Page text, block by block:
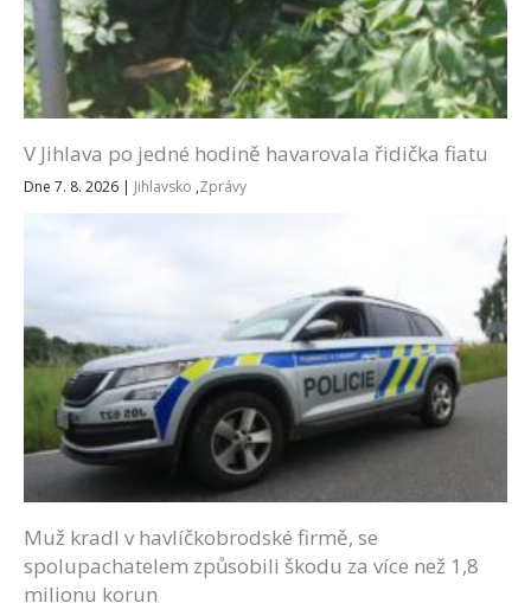
V Jihlava po jedné hodině havarovala řidička fiatu
Dne 7. 8. 2026 | Jihlavsko ,Zprávy
Muž kradl v havlíčkobrodské firmě, se
spolupachatelem způsobili škodu za více než 1,8
milionu korun